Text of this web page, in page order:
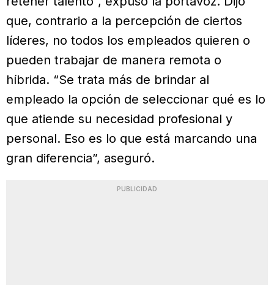
que, contrario a la percepción de ciertos
líderes, no todos los empleados quieren o
pueden trabajar de manera remota o
híbrida. “Se trata más de brindar al
empleado la opción de seleccionar qué es lo
que atiende su necesidad profesional y
personal. Eso es lo que está marcando una
gran diferencia”, aseguró.
PUBLICIDAD